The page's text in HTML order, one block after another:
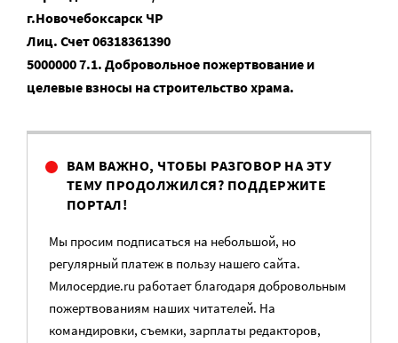
г.Новочебоксарск ЧР
Лиц. Счет 06318361390
5000000 7.1. Добровольное пожертвование и
целевые взносы на строительство храма.
ВАМ ВАЖНО, ЧТОБЫ РАЗГОВОР НА ЭТУ
ТЕМУ ПРОДОЛЖИЛСЯ? ПОДДЕРЖИТЕ
ПОРТАЛ!
Мы просим подписаться на небольшой, но
регулярный платеж в пользу нашего сайта.
Милосердие.ru работает благодаря добровольным
пожертвованиям наших читателей. На
командировки, съемки, зарплаты редакторов,